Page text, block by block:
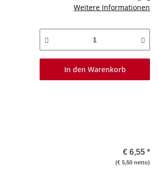
Weitere Informationen
In den Warenkorb
€ 6,55 *
(€ 5,50 netto)